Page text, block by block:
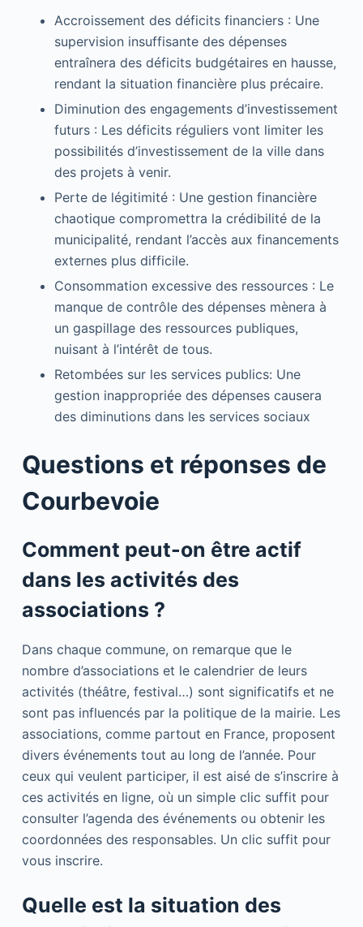
Accroissement des déficits financiers : Une
supervision insuffisante des dépenses
entraînera des déficits budgétaires en hausse,
rendant la situation financière plus précaire.
Diminution des engagements d’investissement
futurs : Les déficits réguliers vont limiter les
possibilités d’investissement de la ville dans
des projets à venir.
Perte de légitimité : Une gestion financière
chaotique compromettra la crédibilité de la
municipalité, rendant l’accès aux financements
externes plus difficile.
Consommation excessive des ressources : Le
manque de contrôle des dépenses mènera à
un gaspillage des ressources publiques,
nuisant à l’intérêt de tous.
Retombées sur les services publics: Une
gestion inappropriée des dépenses causera
des diminutions dans les services sociaux
Questions et réponses de
Courbevoie
Comment peut-on être actif
dans les activités des
associations ?
Dans chaque commune, on remarque que le
nombre d’associations et le calendrier de leurs
activités (théâtre, festival…) sont significatifs et ne
sont pas influencés par la politique de la mairie. Les
associations, comme partout en France, proposent
divers événements tout au long de l’année. Pour
ceux qui veulent participer, il est aisé de s’inscrire à
ces activités en ligne, où un simple clic suffit pour
consulter l’agenda des événements ou obtenir les
coordonnées des responsables. Un clic suffit pour
vous inscrire.
Quelle est la situation des